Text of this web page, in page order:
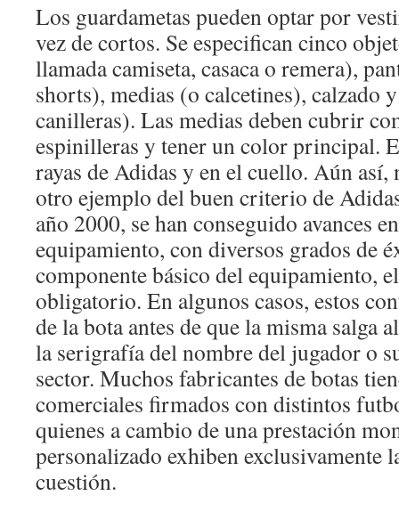
Los guardametas pueden optar por
vez de cortos. Se especifican cinco
llamada camiseta, casaca o remera),
shorts), medias (o calcetines), calzado
canilleras). Las medias deben cubrir
espinilleras y tener un color principal.
rayas de Adidas y en el cuello. Aún así,
otro ejemplo del buen criterio de
año 2000, se han conseguido avances
equipamiento, con diversos grados de
componente básico del equipamiento,
obligatorio. En algunos casos, estos
de la bota antes de que la misma salga
la serigrafía del nombre del jugador o
sector. Muchos fabricantes de botas
comerciales firmados con distintos
quienes a cambio de una prestación
personalizado exhiben exclusivamente
cuestión.